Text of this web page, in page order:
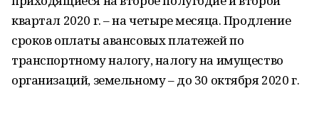
квартал 2020 г. – на четыре месяца. Продление
сроков оплаты авансовых платежей по
транспортному налогу, налогу на имущество
организаций, земельному – до 30 октября 2020 г.